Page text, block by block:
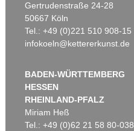
Gertrudenstraße 24-28
50667 Köln
Tel.: +49 (0)221 510 908-15
infokoeln@kettererkunst.de
BADEN-WÜRTTEMBERG
HESSEN
RHEINLAND-PFALZ
Miriam Heß
Tel.: +49 (0)62 21 58 80-038